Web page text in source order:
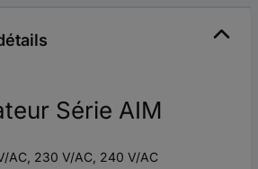
Série AIM
AC, 230 V/AC, 240 V/AC